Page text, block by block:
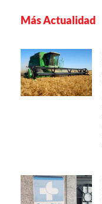
Más Actualidad